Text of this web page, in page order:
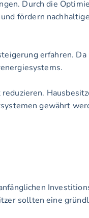
fördern nachhaltige
gewährt
sollten eine